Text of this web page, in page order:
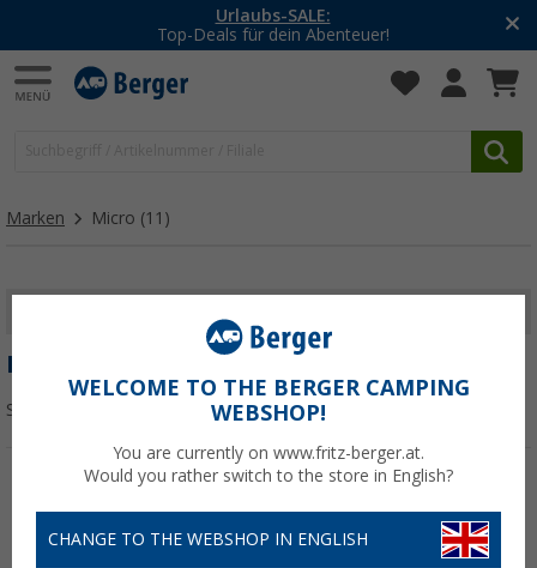
Urlaubs-SALE:
Top-Deals für dein Abenteuer!
Marken Micro (11)
MICRO
Sortieren:
WELCOME TO THE BERGER CAMPING
WEBSHOP!
You are currently on www.fritz-berger.at.
Would you rather switch to the store in English?
CHANGE TO THE WEBSHOP IN ENGLISH